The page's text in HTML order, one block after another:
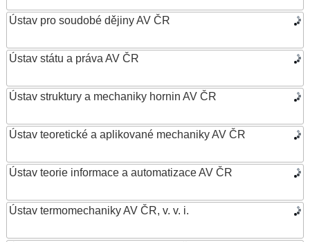
Ústav pro soudobé dějiny AV ČR
Ústav státu a práva AV ČR
Ústav struktury a mechaniky hornin AV ČR
Ústav teoretické a aplikované mechaniky AV ČR
Ústav teorie informace a automatizace AV ČR
Ústav termomechaniky AV ČR, v. v. i.